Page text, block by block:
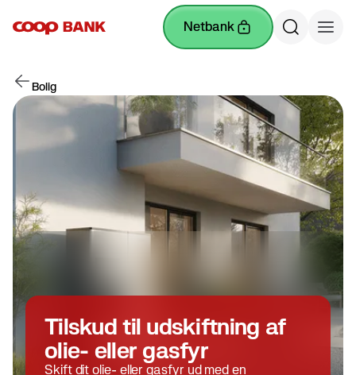
netbank
Bolig
Tilskud til udskiftning af
olie- eller gasfyr
Skift dit olie- eller gasfyr ud med en